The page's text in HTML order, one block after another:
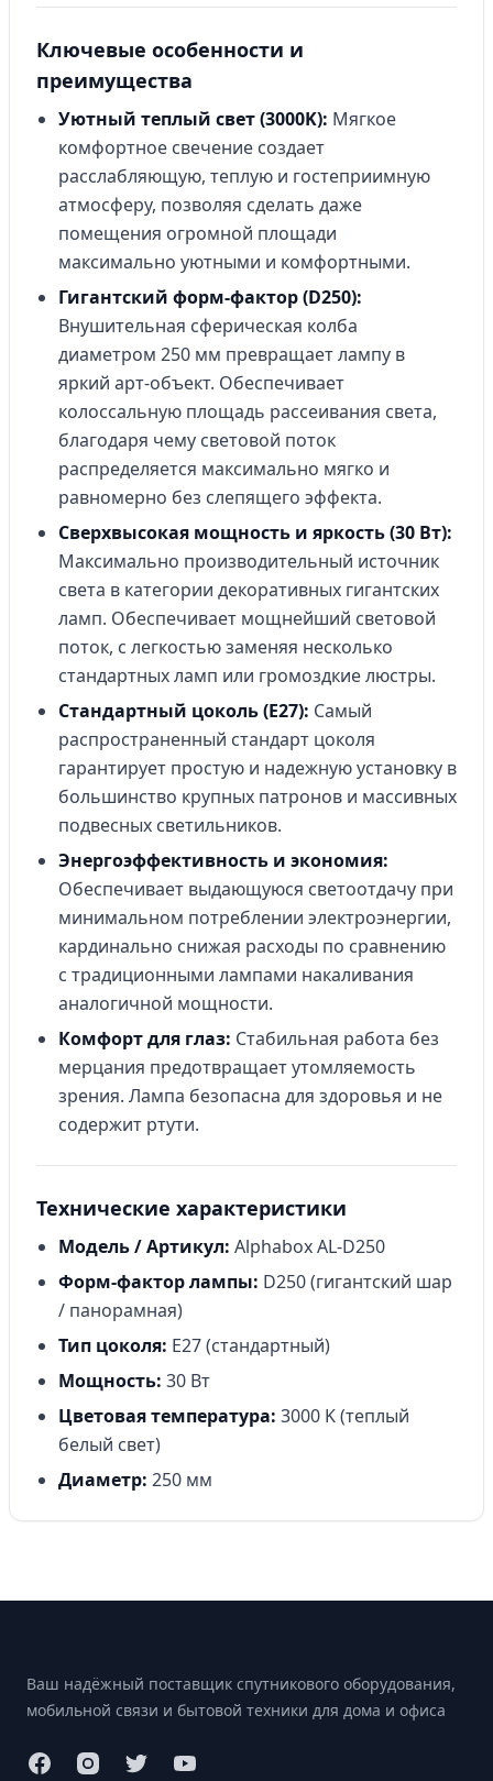
Ключевые особенности и
преимущества
Уютный теплый свет (3000K): Мягкое
комфортное свечение создает
расслабляющую, теплую и гостеприимную
атмосферу, позволяя сделать даже
помещения огромной площади
максимально уютными и комфортными.
Гигантский форм-фактор (D250):
Внушительная сферическая колба
диаметром 250 мм превращает лампу в
яркий арт-объект. Обеспечивает
колоссальную площадь рассеивания света,
благодаря чему световой поток
распределяется максимально мягко и
равномерно без слепящего эффекта.
Сверхвысокая мощность и яркость (30 Вт):
Максимально производительный источник
света в категории декоративных гигантских
ламп. Обеспечивает мощнейший световой
поток, с легкостью заменяя несколько
стандартных ламп или громоздкие люстры.
Стандартный цоколь (E27): Самый
распространенный стандарт цоколя
гарантирует простую и надежную установку в
большинство крупных патронов и массивных
подвесных светильников.
Энергоэффективность и экономия:
Обеспечивает выдающуюся светоотдачу при
минимальном потреблении электроэнергии,
кардинально снижая расходы по сравнению
с традиционными лампами накаливания
аналогичной мощности.
Комфорт для глаз: Стабильная работа без
мерцания предотвращает утомляемость
зрения. Лампа безопасна для здоровья и не
содержит ртути.
Технические характеристики
Модель / Артикул: Alphabox AL-D250
Форм-фактор лампы: D250 (гигантский шар
/ панорамная)
Тип цоколя: E27 (стандартный)
Мощность: 30 Вт
Цветовая температура: 3000 K (теплый
белый свет)
Диаметр: 250 мм
Ваш надёжный поставщик спутникового оборудования,
мобильной связи и бытовой техники для дома и офиса